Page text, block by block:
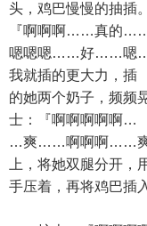
头，鸡巴慢慢的抽插
『啊啊啊……真的
嗯嗯嗯……好……嗯
我就插的更大力，插
的她两个奶子，频频
士：『啊啊啊啊啊…
…爽……啊啊啊……
上，将她双腿分开，
手压着，再将鸡巴插